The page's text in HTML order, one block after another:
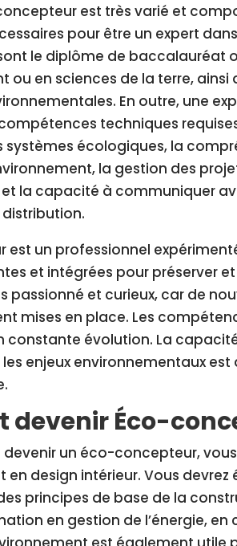
est très varié et
pour être un expert
le diplôme de baccalauréat
ou en sciences de la terre, ainsi
En outre, une
techniques
écologiques, la
la gestion des
la capacité à communiquer
est un professionnel
et intégrées pour préserver
passionné et curieux, car de
mises en place. Les
constante évolution. La
enjeux environnementaux
devenir Éco-
devenir un éco-concepteur,
en design intérieur. Vous
principes de base de la
en gestion de l’énergie,